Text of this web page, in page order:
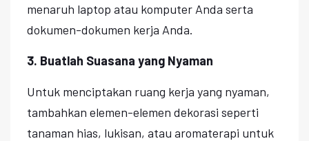
menaruh laptop atau komputer Anda serta
dokumen-dokumen kerja Anda.
3. Buatlah Suasana yang Nyaman
Untuk menciptakan ruang kerja yang nyaman,
tambahkan elemen-elemen dekorasi seperti
tanaman hias, lukisan, atau aromaterapi untuk